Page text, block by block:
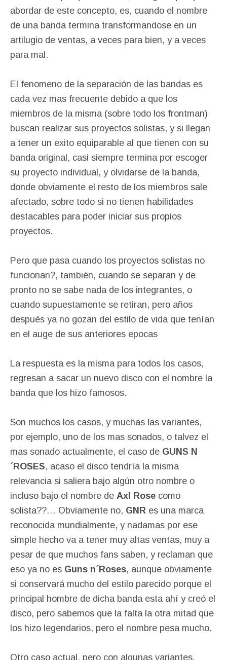
abordar de este concepto, es, cuando el nombre
de una banda termina transformandose en un
artilugio de ventas, a veces para bien, y a veces
para mal.
El fenomeno de la separación de las bandas es
cada vez mas frecuente debido a que los
miembros de la misma (sobre todo los frontman)
buscan realizar sus proyectos solistas, y si llegan
a tener un exito equiparable al que tienen con su
banda original, casi siempre termina por escoger
su proyecto individual, y olvidarse de la banda,
donde obviamente el resto de los miembros sale
afectado, sobre todo si no tienen habilidades
destacables para poder iniciar sus propios
proyectos.
Pero que pasa cuando los proyectos solistas no
funcionan?, también, cuando se separan y de
pronto no se sabe nada de los integrantes, o
cuando supuestamente se retiran, pero años
después ya no gozan del estilo de vida que tenían
en el auge de sus anteriores epocas
La respuesta es la misma para todos los casos,
regresan a sacar un nuevo disco con el nombre la
banda que los hizo famosos.
Son muchos los casos, y muchas las variantes,
por ejemplo, uno de los mas sonados, o talvez el
mas sonado actualmente, el caso de GUNS N
´ROSES, acaso el disco tendría la misma
relevancia si saliera bajo algún otro nombre o
incluso bajo el nombre de Axl Rose como
solista??… Obviamente no, GNR es una marca
reconocida mundialmente, y nadamas por ese
simple hecho va a tener muy altas ventas, muy a
pesar de que muchos fans saben, y reclaman que
eso ya no es Guns n´Roses, aunque obviamente
si conservará mucho del estilo parecido porque el
principal hombre de dicha banda esta ahí y creó el
disco, pero sabemos que la falta la otra mitad que
los hizo legendarios, pero el nombre pesa mucho.
Otro caso actual, pero con algunas variantes,